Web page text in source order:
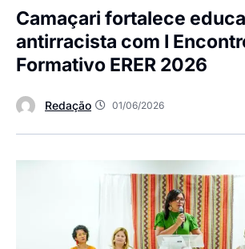
Camaçari fortalece
antirracista com I
Formativo ERER 2026
Redação 01/06/2026